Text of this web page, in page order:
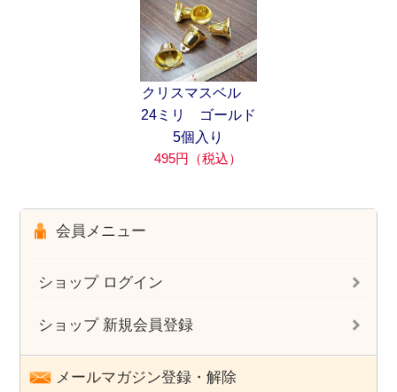
クリスマスベル
24ミリ ゴールド
5個入り
495円（税込）
会員メニュー
ショップ ログイン
ショップ 新規会員登録
メールマガジン登録・解除